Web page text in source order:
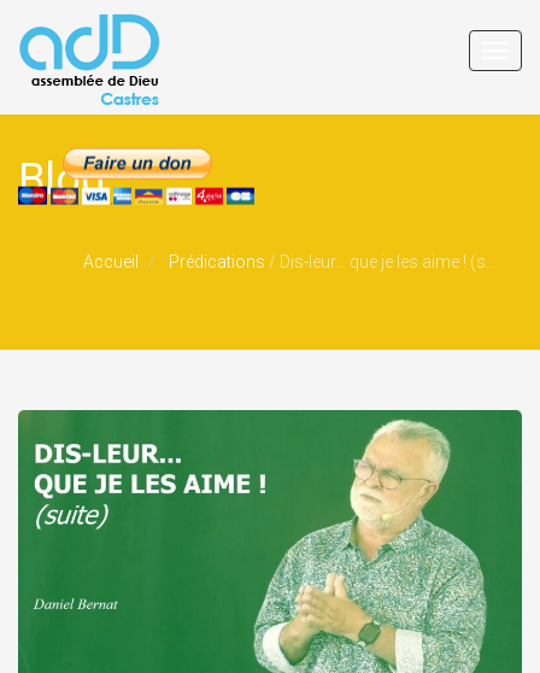
Blog
Accueil Prédications / Dis-leur… que je les aime ! (suite)